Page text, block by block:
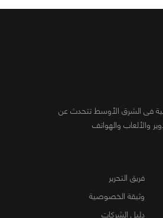
فى الشرق الأوسط تتحدث عن
والألعاب والهواتف
فريق التحرير
وثيقة الخصوصية
دليل الشركات